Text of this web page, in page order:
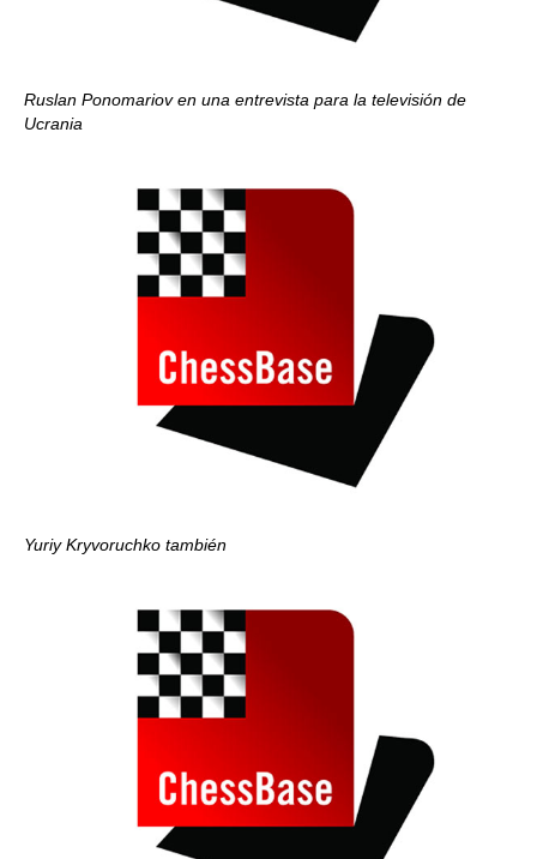
Ruslan Ponomariov en una entrevista para la televisión de
Ucrania
Yuriy Kryvoruchko también